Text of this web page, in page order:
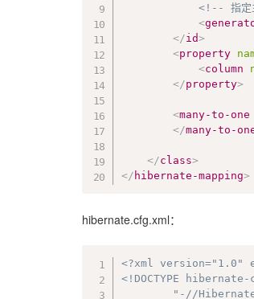
<!-- 指定
<
</id>
<property
<column
</property>
<many-to-one
</many-to-
</class>
</ hibernate-mapping>
hibernate.cfg.xml：
<?xml version="1.0"
<!DOCTYPE